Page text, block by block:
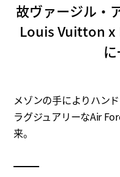
故ヴァージル・
Louis Vuitton x
メゾンの手によりハン
ラグジュアリーなAir
来。